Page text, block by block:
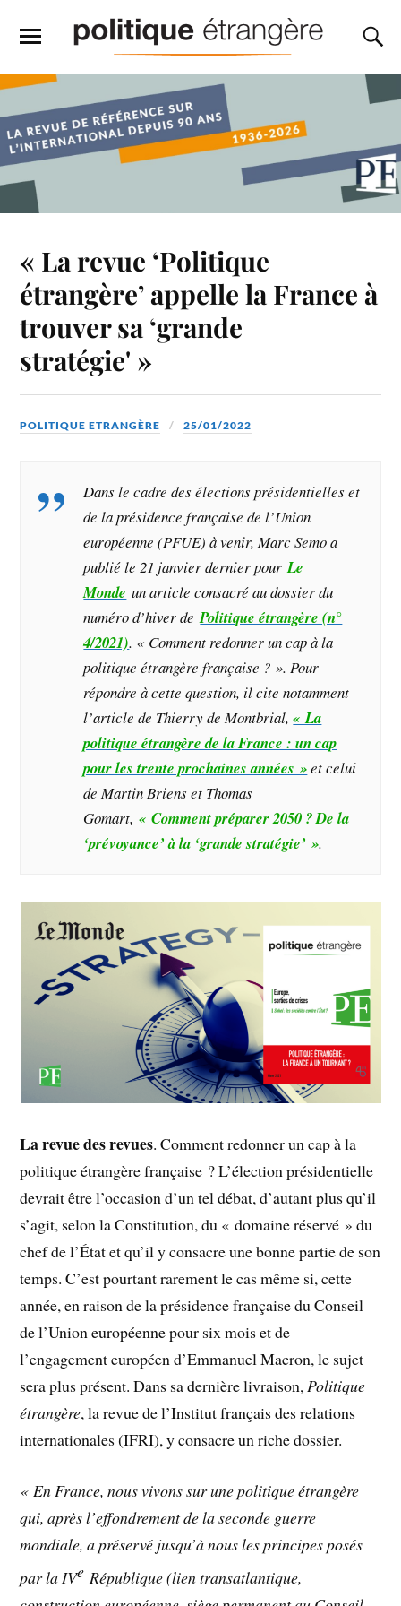
« La revue ‘Politique
étrangère’ appelle la France à
trouver sa ‘grande
stratégie' »
POLITIQUE ETRANGÈRE 25/01/2022
Dans le cadre des élections présidentielles et
de la présidence française de l’Union
européenne (PFUE) à venir,Marc Semo a
publié le 21 janvier dernier pourLe
Monde un article consacré au dossier du
numérod’hiver dePolitique étrangère (n°
4/2021). « Comment redonner un cap à la
politique étrangère française ? ». Pour
répondre à cette question, il cite notamment
l’article de Thierry de Montbrial,« La
politique étrangère de la France : un cap
pour les trente prochaines années »et celui
de Martin Briens et Thomas
Gomart,« Comment préparer 2050 ? De la
‘prévoyance’ à la ‘grande stratégie’ ».
La revue des revues. Comment redonner un cap à la
politique étrangère française ? L’élection présidentielle
devrait être l’occasion d’un tel débat, d’autant plus qu’il
s’agit, selon la Constitution, du « domaine réservé » du
chef de l’État et qu’il y consacre une bonne partie de son
temps. C’est pourtant rarement le cas même si, cette
année, en raison de la présidence française du Conseil
de l’Union européenne pour six mois et de
l’engagement européen d’Emmanuel Macron, le sujet
sera plus présent. Dans sa dernière livraison,Politique
étrangère, la revue de l’Institut français des relations
internationales (IFRI), y consacre un riche dossier.
« En France, nous vivons sur une politique étrangère
qui, après l’effondrement de la seconde guerre
mondiale, a préservé jusqu’à nous les principes posés
par la IVe République (lien transatlantique,